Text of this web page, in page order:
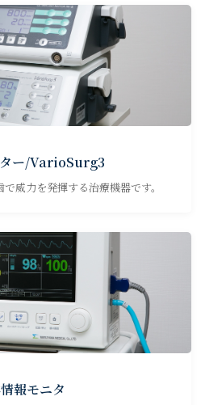
ー/VarioSurg3
威力を発揮する治療機器です。
報モニタ